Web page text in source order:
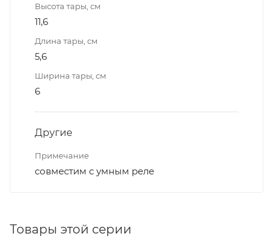
Высота тары, см
11,6
Длина тары, см
5,6
Ширина тары, см
6
Другие
Примечание
совместим с умным реле
Товары этой серии